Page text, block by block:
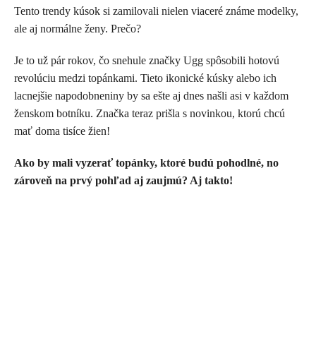
Tento trendy kúsok si zamilovali nielen viaceré známe modelky,
ale aj normálne ženy. Prečo?
Je to už pár rokov, čo snehule značky Ugg spôsobili hotovú
revolúciu medzi topánkami. Tieto ikonické kúsky alebo ich
lacnejšie napodobneniny by sa ešte aj dnes našli asi v každom
ženskom botníku. Značka teraz prišla s novinkou, ktorú chcú
mať doma tisíce žien!
Ako by mali vyzerať topánky, ktoré budú pohodlné, no
zároveň na prvý pohľad aj zaujmú? Aj takto!